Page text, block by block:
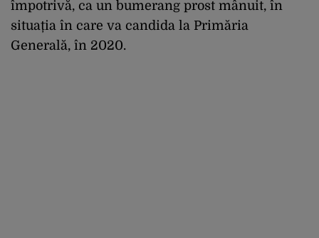
împotrivă, ca un bumerang prost mânuit, în
situația în care va candida la Primăria
Generală, în 2020.